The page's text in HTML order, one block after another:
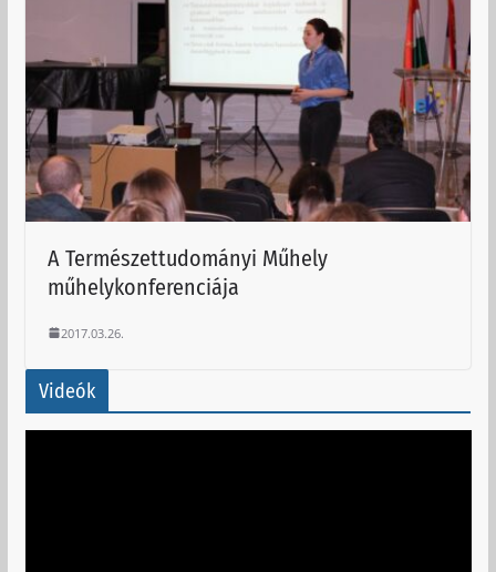
A Természettudományi Műhely
műhelykonferenciája
2017.03.26.
Videók